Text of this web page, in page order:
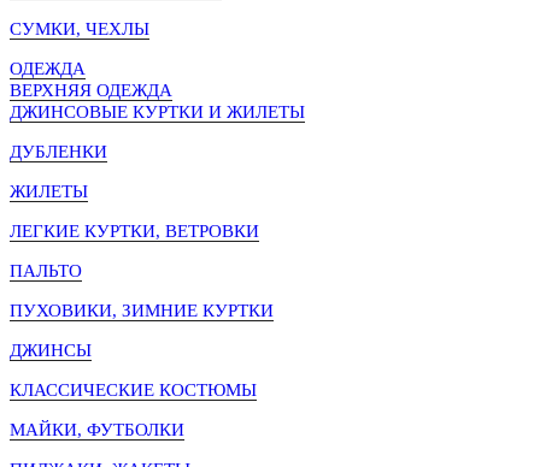
СУМКИ, ЧЕХЛЫ
ОДЕЖДА
ВЕРХНЯЯ ОДЕЖДА
ДЖИНСОВЫЕ КУРТКИ И ЖИЛЕТЫ
ДУБЛЕНКИ
ЖИЛЕТЫ
ЛЕГКИЕ КУРТКИ, ВЕТРОВКИ
ПАЛЬТО
ПУХОВИКИ, ЗИМНИЕ КУРТКИ
ДЖИНСЫ
КЛАССИЧЕСКИЕ КОСТЮМЫ
МАЙКИ, ФУТБОЛКИ